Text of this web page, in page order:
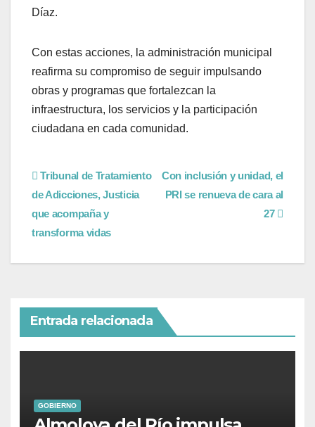
Díaz.
Con estas acciones, la administración municipal
reafirma su compromiso de seguir impulsando
obras y programas que fortalezcan la
infraestructura, los servicios y la participación
ciudadana en cada comunidad.
Con inclusión y unidad, el
PRI se renueva de cara al
27
Tribunal de Tratamiento
de Adicciones, Justicia
que acompaña y
transforma vidas
Entrada relacionada
GOBIERNO